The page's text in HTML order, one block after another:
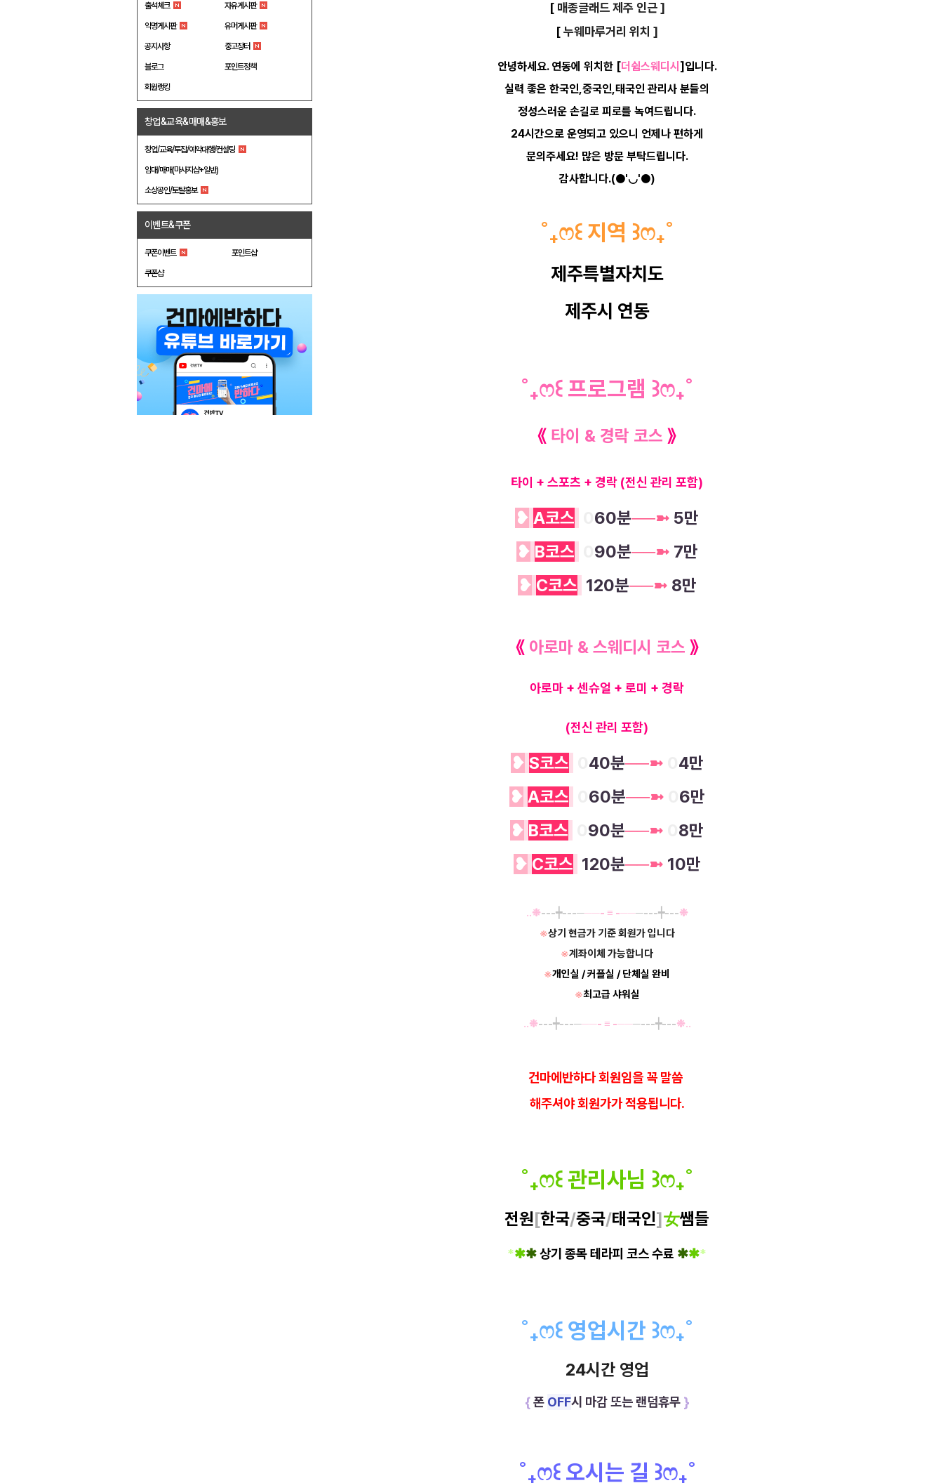
출석체크 자유게시판
익명게시판 유머게시판
공지사항 중고장터
블로그 포인트정책
회원랭킹
창업&교육&매매&홍보
창업/교육/투잡/예약대행/컨설팅
임대/매매(마사지샵+일반)
소상공인/토탈홍보
이벤트&쿠폰
쿠폰이벤트 포인트샵
쿠폰샵
[ 매종글래드 제주 인근 ]
[누웨마루거리 위치 ]
안녕하세요. 연동에 위치한 [더쉼스웨디시 ]입니다.
실력 좋은 한국인,중국인,태국인 관리사 분들의
정성스러운 손길로 피로를 녹여드립니다.
24시간으로 운영되고 있으니 언제나 편하게
문의주세요! 많은 방문 부탁드립니다.
감사합니다.(●'◡'●)
˚₊ෆ꒰ 지역 ꒱ෆ₊˚
제주특별자치도
제주시 연동
˚₊ෆ꒰ 프로그램 ꒱ෆ₊˚
《 타이 & 경락 코스 》
타이 + 스포츠 + 경락 (전신 관리 포함)
❥ A코스 60분──➼ 5만
❥ B코스 90분──➼7만
❥ C코스 120분──➼8만
《 아로마 & 스웨디시 코스 》
아로마 + 센슈얼 + 로미 + 경락
(전신 관리 포함)
❥ S코스 40분──➼
4만
❥ A코스 60분──➼
6만
❥ B코스 90분──➼
8만
❥ C코스 120분──➼10만
‥❉---┿---───- ≡ -───---┿---❉
※상기 현금가 기준 회원가 입니다
※계좌이체 가능합니다
※개인실 / 커플실 / 단체실 완비
※최고급 샤워실
‥❉---┿---───- ≡ -───---┿---❉‥
건마에반하다 회원임을 꼭 말씀
해주셔야 회원가가 적용됩니다.
˚₊ෆ꒰관리사님 ꒱ෆ₊˚
전원[한국/중국/태국인]女쌤들
*✱✱상기 종목 테라피 코스 수료 ✱✱*
˚₊ෆ꒰ 영업시간 ꒱ෆ₊˚
24시간 영업
{폰 OFF시 마감 또는 랜덤휴무 }
˚₊ෆ꒰ 오시는 길 ꒱ෆ₊˚